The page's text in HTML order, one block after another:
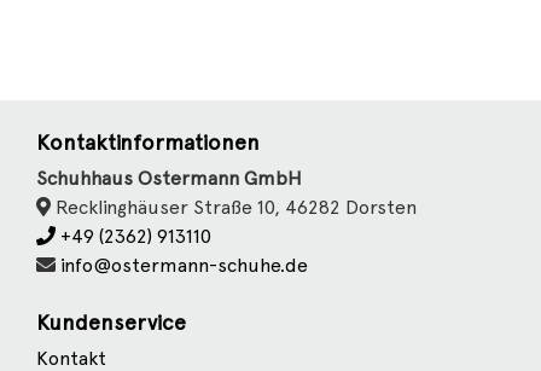
Kontaktinformationen
Schuhhaus Ostermann GmbH
Recklinghäuser Straße 10, 46282 Dorsten
+49 (2362) 913110
info@ostermann-schuhe.de
Kundenservice
Kontakt